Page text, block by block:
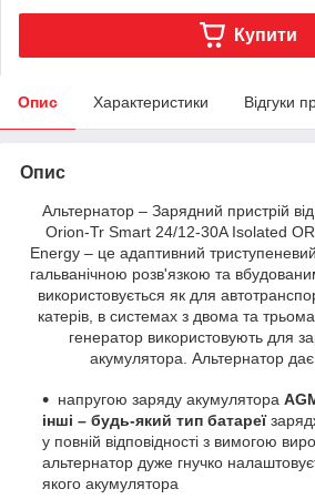
Купити
Опис Характеристики Відгуки
Опис
Альтернатор – Зарядний пристрій
Orion-Tr Smart 24/12-30A Isolated
Energy – це адаптивний
гальванічною розв'язкою та
використовується як для
катерів, в системах з двома та
генератор використовують для
акумулятора. Альтернатор
напругою заряду акумулятора
інші – будь-який тип батареї
у повній відповідності з вимогою
альтернатор дуже гнучко
якого акумулятора